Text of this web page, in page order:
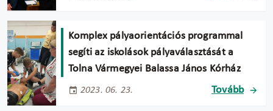
Komplex pályaorientációs programmal
segíti az iskolások pályaválasztását a
Tolna Vármegyei Balassa János Kórház
2023. 06. 23. Tovább